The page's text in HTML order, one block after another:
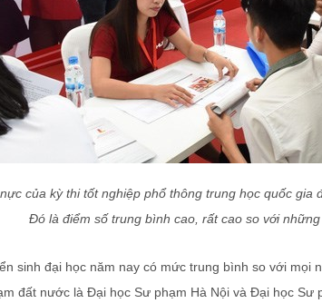
của kỳ thi tốt nghiệp phổ thông trung học quốc gia
Đó là điểm số trung bình cao, rất cao so với
sinh đại học năm nay có mức trung bình so với mọi
đất nước là Đại học Sư phạm Hà Nội và Đại học Sư